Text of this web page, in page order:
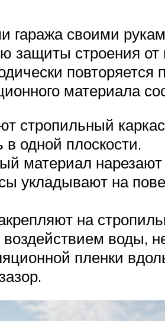
гаража своими
защиты строения
материала
стропильный
одной плоскости.
материал
укладывают на
на
воды,
пленки